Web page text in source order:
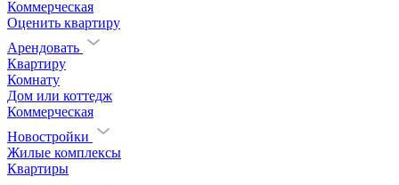
Коммерческая
Оценить квартиру
Арендовать
Квартиру
Комнату
Дом или коттедж
Коммерческая
Новостройки
Жилые комплексы
Квартиры